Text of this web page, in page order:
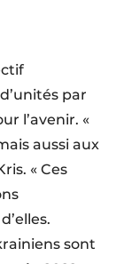
par
l’avenir. «
aussi aux
« Ces
sont